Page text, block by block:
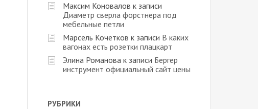
Максим Коновалов к записи
Диаметр сверла форстнера под
мебельные петли
Марсель Кочетков к записи В каких
вагонах есть розетки плацкарт
Элина Романова к записи Бергер
инструмент официальный сайт цены
РУБРИКИ